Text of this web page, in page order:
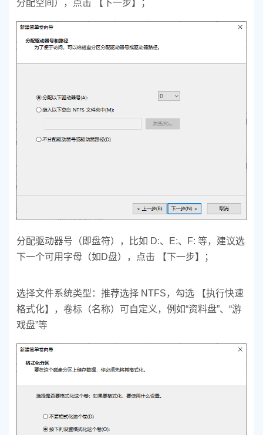
分配空间），点击 【下一步】；
分配驱动器号（即盘符），比如 D:、E:、F: 等，建议选
下一个可用字母（如D盘），点击 【下一步】；
选择文件系统类型： 推荐选择 NTFS， 勾选 【执行快速
格式化】， 卷标（名称）可自定义，例如“资料盘”、“游
戏盘”等